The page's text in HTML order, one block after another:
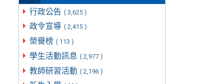
行政公告 ( 3,625 )
政令宣導 ( 2,415 )
榮譽榜 ( 113 )
學生活動訊息 ( 2,977 )
教師研習活動 ( 2,196 )